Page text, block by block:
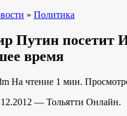
» Политика
Путин посетит
время
На чтение 1 мин.
— Тольятти Онлайн.